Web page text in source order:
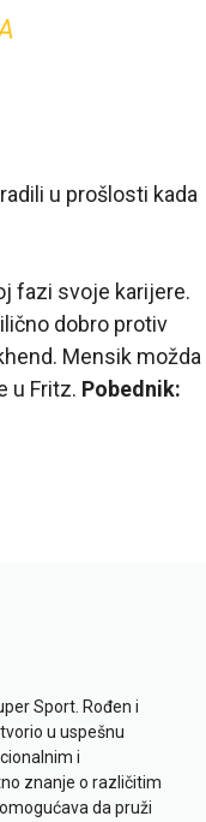
u prošlosti kada
fazi svoje karijere.
dobro protiv
Mensik možda
u Fritz. Pobednik:
Sport. Rođen i
u uspešnu
i
znanje o različitim
da pruži